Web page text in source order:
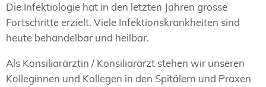
Die Infektiologie hat in den letzten Jahren grosse
Fortschritte erzielt. Viele Infektionskrankheiten sind
heute behandelbar und heilbar.
Als Konsiliarärztin / Konsiliararzt stehen wir unseren
Kolleginnen und Kollegen in den Spitälern und Praxen